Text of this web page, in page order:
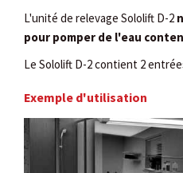
L'unité de relevage Sololift D-2
pour pomper de l'eau
Le Sololift D-2 contient 2
Exemple d'utilisation